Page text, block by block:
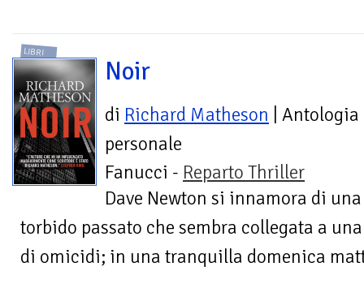
LIBRI
Noir
di Richard Matheson | Antologia
personale
Fanucci - Reparto Thriller
Dave Newton si innamora di
torbido passato che sembra collegata a
di omicidi; in una tranquilla domenica